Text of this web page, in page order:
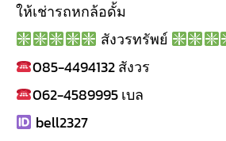
ให้เช่ารถหกล้อดั้ม
สังวรทรัพย์
085-4494132 สังวร
062-4589995 เบล
bell2327